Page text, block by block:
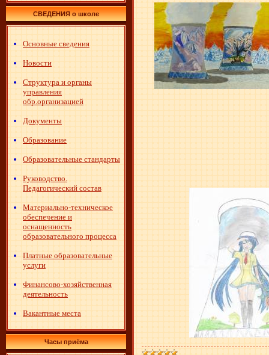
СВЕДЕНИЯ о школе
Основные сведения
Новости
Структура и органы
управления
обр.организацией
Документы
Образование
Образовательные стандарты
Руководство.
Педагогический состав
Материально-техническое
обеспечение и
оснащенность
образовательного процесса
Платные образовательные
услуги
Финансово-хозяйственная
деятельность
Вакантные места
Часы приёма